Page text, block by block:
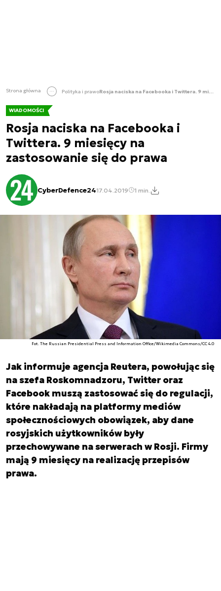
Strona główna Polityka i prawo Rosja naciska na Facebooka i Twittera. 9 miesięcy na zastosowanie się do prawa
WIADOMOŚCI
Rosja naciska na Facebooka i
Twittera. 9 miesięcy na
zastosowanie się do prawa
CyberDefence2417.04.2019 1 min.
Fot. The Russian Presidential Press and Information Office/Wikimedia Commons/CC 4.0
Jak informuje agencja Reutera, powołując się
na szefa Roskomnadzoru, Twitter oraz
Facebook muszą zastosować się do regulacji,
które nakładają na platformy mediów
społecznościowych obowiązek, aby dane
rosyjskich użytkowników były
przechowywane na serwerach w Rosji. Firmy
mają 9 miesięcy na realizację przepisów
prawa.